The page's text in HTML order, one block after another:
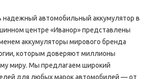
надежный автомобильный аккумулятор в
центре «Иванор» представлены
аккумуляторы мирового бренда
которым доверяют миллионы
миру. Мы предлагаем широкий
для любых марок автомобилей — от